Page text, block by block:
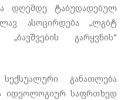
დღემდე ტაბუდადებულ
ასოცირდება „ლგბტ
გარყვნის“
განათლება
იდეოლოგიურ საფრთხედ